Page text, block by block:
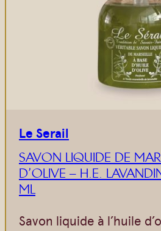
Savon Noir
Savons sur corde
Argiles
Le Serail
SAVON LIQUIDE DE
D’OLIVE – H.E.
ML
Savon liquide à l’huile